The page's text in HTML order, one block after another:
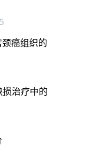
癌组织的
治疗中的